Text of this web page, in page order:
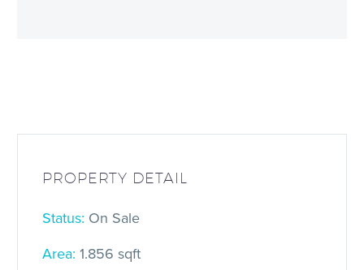
PROPERTY DETAIL
Status: On Sale
Area: 1.856 sqft